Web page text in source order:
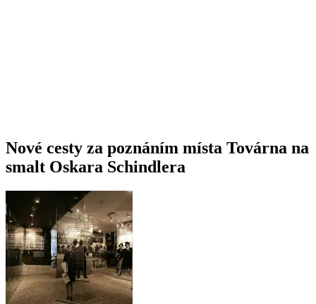
Nové cesty za poznáním místa Továrna na
smalt Oskara Schindlera